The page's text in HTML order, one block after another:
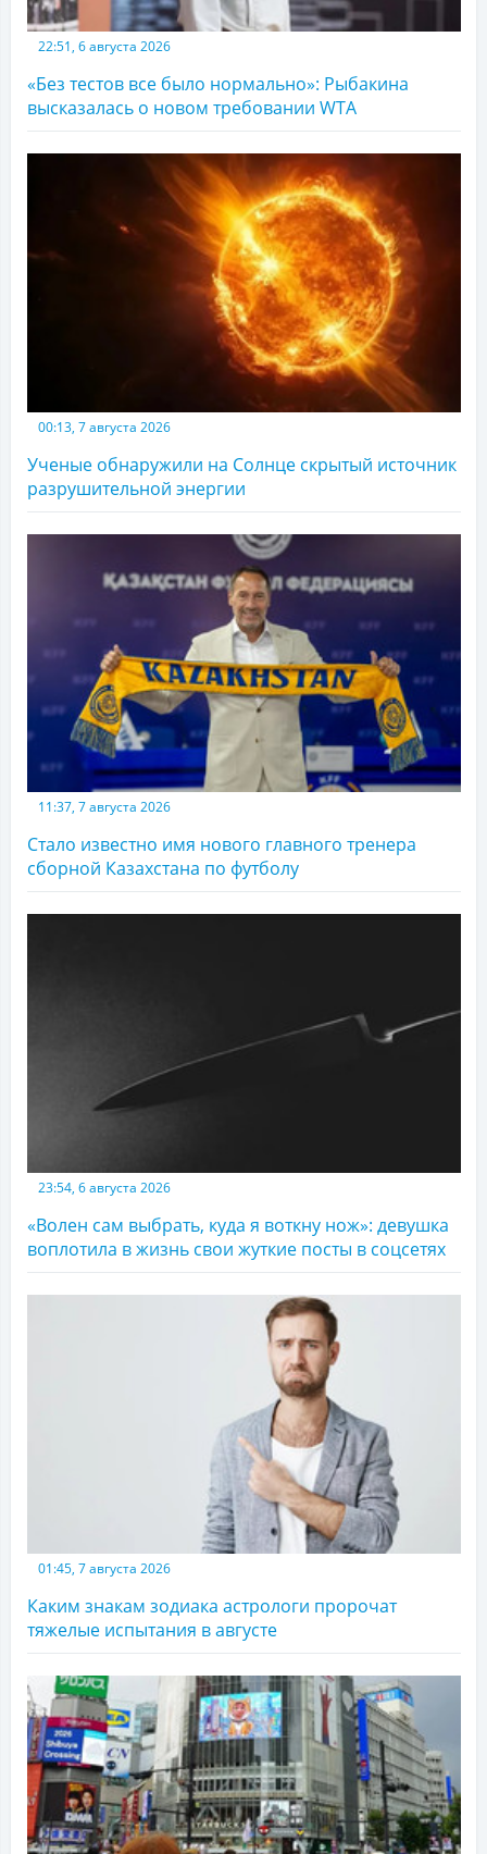
22:51, 6 августа 2026
«Без тестов все было нормально»: Рыбакина
высказалась о новом требовании WTA
00:13, 7 августа 2026
Ученые обнаружили на Солнце скрытый источник
разрушительной энергии
11:37, 7 августа 2026
Стало известно имя нового главного тренера
сборной Казахстана по футболу
23:54, 6 августа 2026
«Волен сам выбрать, куда я воткну нож»: девушка
воплотила в жизнь свои жуткие посты в соцсетях
01:45, 7 августа 2026
Каким знакам зодиака астрологи пророчат
тяжелые испытания в августе